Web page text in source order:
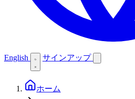
English サインアップ
ホーム